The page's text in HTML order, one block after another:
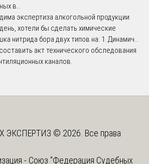
в...
экспертиза алкогольной продукции
хотели бы сделать химические
нитрида бора двух типов на: 1. Динамич...
акт технического обследования
каналов.
© 2026. Все права
- Союз "Федерация Судебных